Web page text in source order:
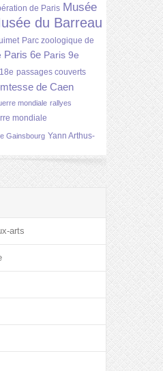
de Paris Musée
du Barreau
Parc zoologique de
Paris 6e Paris 9e
passages couverts
de Caen
mondiale rallyes
mondiale
Gainsbourg Yann Arthus-
arts